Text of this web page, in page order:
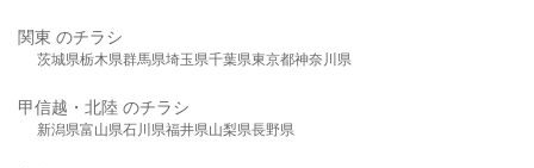
関東 のチラシ
茨城県栃木県群馬県埼玉県千葉県東京都神奈川県
甲信越・北陸 のチラシ
新潟県富山県石川県福井県山梨県長野県